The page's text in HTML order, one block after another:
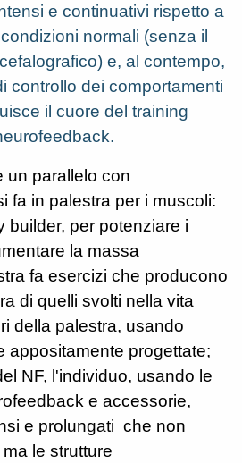
e continuativi rispetto a
normali (senza il
e, al contempo,
controllo dei comportamenti
il cuore del training
un parallelo con
fa in palestra per i muscoli:
builder, per potenziare i
la massa
fa esercizi che producono
di quelli svolti nella vita
della palestra, usando
appositamente progettate;
NF, l'individuo, usando le
e accessorie,
e prolungati che non
le strutture